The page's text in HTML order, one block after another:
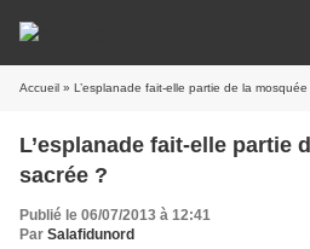
Accueil » L’esplanade fait-elle partie de la
L’esplanade fait-elle partie
sacrée ?
Publié le 06/07/2013 à 12:41
Par Salafidunord